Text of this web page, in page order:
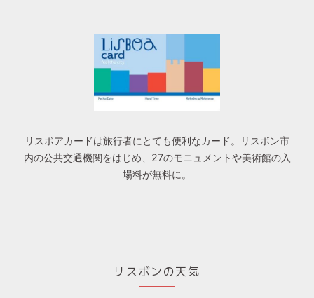
リスボアカードは旅行者にとても便利なカード。リスボン市
内の公共交通機関をはじめ、27のモニュメントや美術館の入
場料が無料に。
リスボンの天気